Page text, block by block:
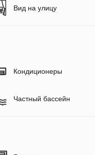
Вид на улицу
Кондиционеры
Частный бассейн